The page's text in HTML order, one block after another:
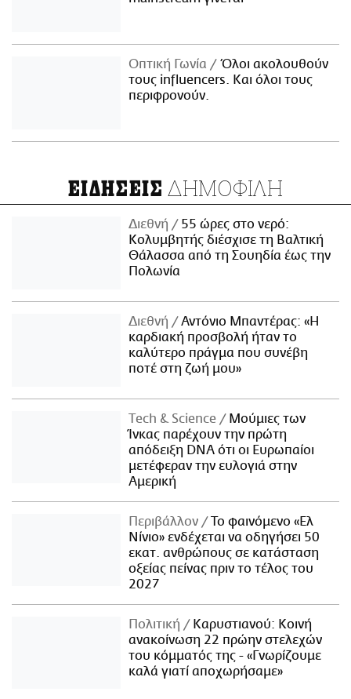
Οπτική Γωνία
Όλοι ακολουθούν
τους influencers. Και όλοι τους
περιφρονούν.
ΕΙΔΗΣΕΙΣ ΔΗΜΟΦΙΛΗ
Διεθνή
55 ώρες στο νερό:
Κολυμβητής διέσχισε τη Βαλτική
Θάλασσα από τη Σουηδία έως την
Πολωνία
Διεθνή
Αντόνιο Μπαντέρας: «Η
καρδιακή προσβολή ήταν το
καλύτερο πράγμα που συνέβη
ποτέ στη ζωή μου»
Τech & Science
Μούμιες των
Ίνκας παρέχουν την πρώτη
απόδειξη DNA ότι οι Ευρωπαίοι
μετέφεραν την ευλογιά στην
Αμερική
Περιβάλλον
Το φαινόμενο «Ελ
Νίνιο» ενδέχεται να οδηγήσει 50
εκατ. ανθρώπους σε κατάσταση
οξείας πείνας πριν το τέλος του
2027
Πολιτική
Καρυστιανού: Κοινή
ανακοίνωση 22 πρώην στελεχών
του κόμματός της - «Γνωρίζουμε
καλά γιατί αποχωρήσαμε»